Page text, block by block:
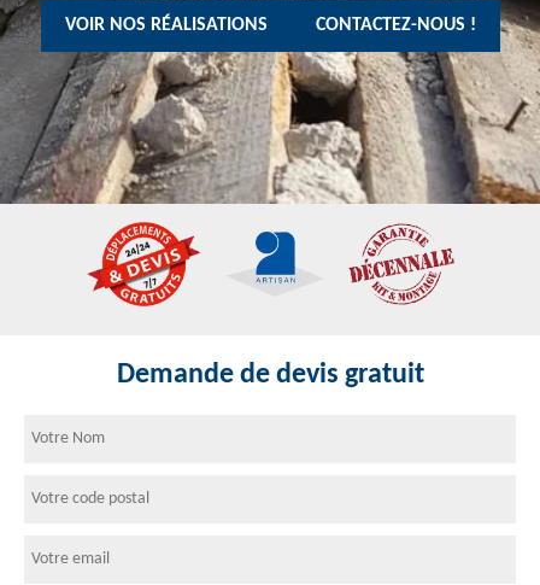
VOIR NOS RÉALISATIONS CONTACTEZ-NOUS !
Demande de devis gratuit